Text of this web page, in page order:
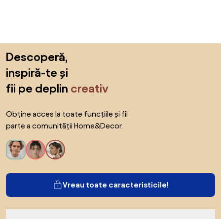
Descoperă,
inspiră-te și
fii pe deplin creativ
Obține acces la toate funcțiile și fii
parte a comunității Home&Decor.
Vreau toate caracteristicile!